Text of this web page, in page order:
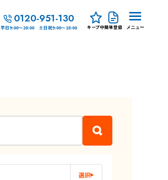
0120-951-130
平日9:00～20:00 土日祝9:00～18:00 キープ中簡単登録 メニュー
選択